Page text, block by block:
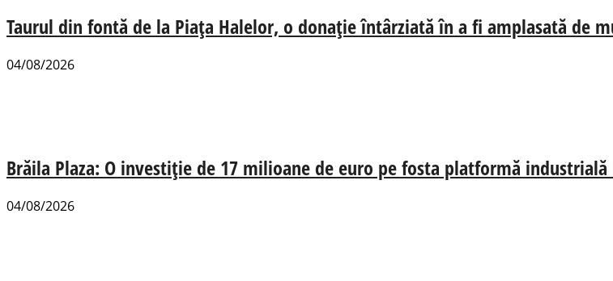
Taurul din fontă de la Piața Halelor, o donație întârziată în a fi amplasată de
04/08/2026
Brăila Plaza: O investiție de 17 milioane de euro pe fosta platformă industrială
04/08/2026